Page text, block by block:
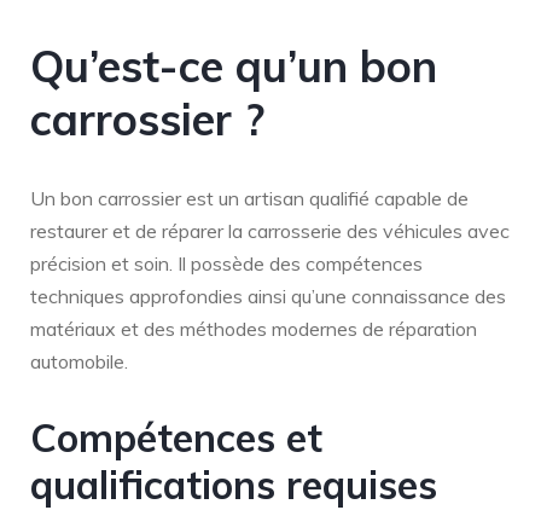
Qu’est-ce qu’un bon
carrossier ?
Un bon carrossier est un artisan qualifié capable de
restaurer et de réparer la carrosserie des véhicules avec
précision et soin. Il possède des compétences
techniques approfondies ainsi qu’une connaissance des
matériaux et des méthodes modernes de réparation
automobile.
Compétences et
qualifications requises